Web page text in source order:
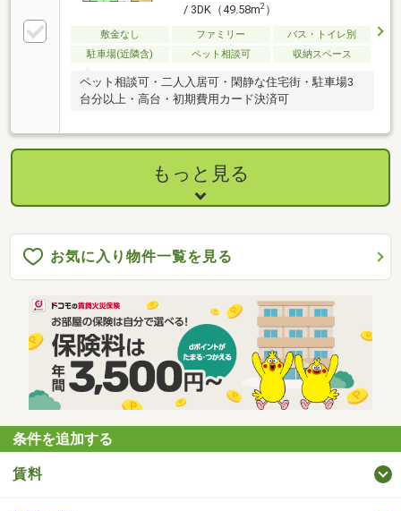
/ 3DK（49.58m2）
敷金なし ファミリー
バス・トイレ別
駐車場(近隣含)
ペット相談可 収納スペース
ペット相談可・二人入居可・閑静な住宅街・駐車場3
台分以上・高台・初期費用カード決済可
もっと見る
お気に入り物件一覧を見る
条件を追加する
賃料